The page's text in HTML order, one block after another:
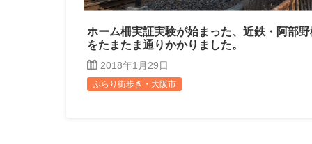
ホーム柵実証実験が始まった、近鉄・阿部野
をたまたま通りかかりました。
2018年1月29日
ぶらり街歩き・大阪市